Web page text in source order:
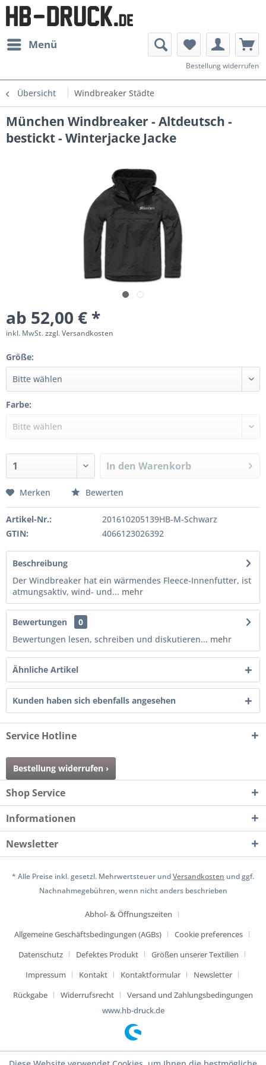
Menü
Bestellung widerrufen
Übersicht Windbreaker Städte
München Windbreaker - Altdeutsch -
bestickt - Winterjacke Jacke
ab 52,00 € *
inkl. MwSt.zzgl. Versandkosten
Größe:
Farbe:
In den Warenkorb
Merken Bewerten
Artikel-Nr.:
201610205139HB-M-Schwarz
GTIN:
4066123026392
Beschreibung
Der Windbreaker hat ein wärmendes Fleece-Innenfutter, ist
atmungsaktiv, wind- und... mehr
Bewertungen
0
Bewertungen lesen, schreiben und diskutieren... mehr
Ähnliche Artikel
Kunden haben sich ebenfalls angesehen
Service Hotline
Bestellung widerrufen ›
Shop Service
Informationen
Newsletter
* Alle Preise inkl. gesetzl. Mehrwertsteuer undVersandkosten und ggf.
Nachnahmegebühren, wenn nicht anders beschrieben
Abhol- & Öffnungszeiten
Allgemeine Geschäftsbedingungen (AGBs)
Cookie preferences
Datenschutz
Defektes Produkt
Größen unserer Textilien
Impressum
Kontakt Kontaktformular
Newsletter
Rückgabe
Widerrufsrecht
Versand und Zahlungsbedingungen
www.hb-druck.de